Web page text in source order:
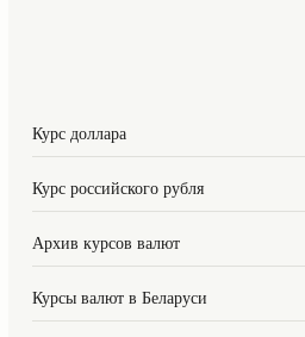
Курс доллара
Курс российского рубля
Архив курсов валют
Курсы валют в Беларуси